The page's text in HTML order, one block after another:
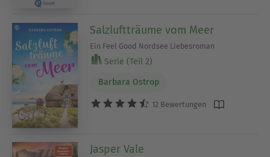
Salzluftträume vom Meer
Ein Feel Good Nordsee Liebesroman
Serie (Teil 2)
Barbara Ostrop
12 Bewertungen
Jasper Vale